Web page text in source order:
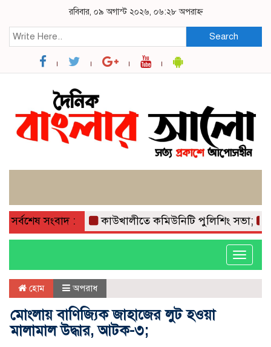
রবিবার, ০৯ অগাস্ট ২০২৬, ০৬:২৮ অপরাহ্ন
Search
সর্বশেষ সংবাদ : কাউখালীতে কমিউনিটি পুলিশিং সভা;
Toggle
হোম অপরাধ
মোংলায় বাণিজ্যিক জাহাজের লুট হওয়া
মালামাল উদ্ধার, আটক-৩;